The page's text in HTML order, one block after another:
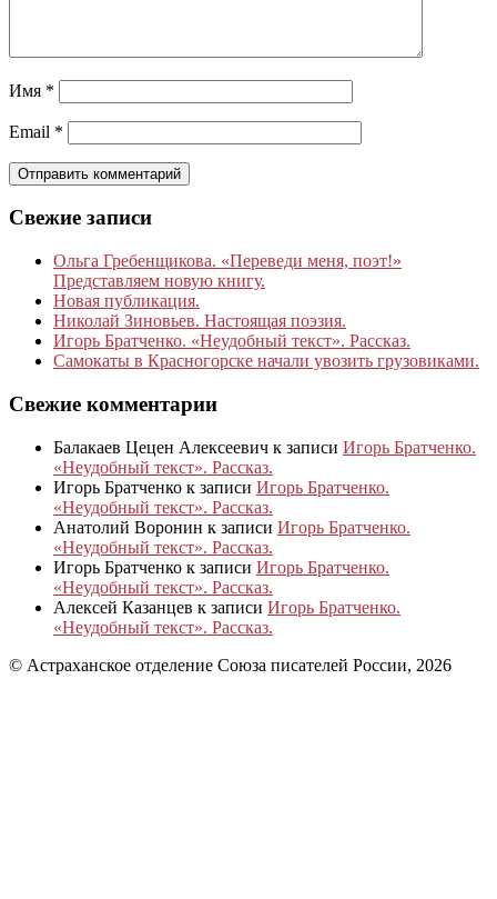
Имя *
Email *
Свежие записи
Ольга Гребенщикова. «Переведи меня, поэт!»
Представляем новую книгу.
Новая публикация.
Николай Зиновьев. Настоящая поэзия.
Игорь Братченко. «Неудобный текст». Рассказ.
Самокаты в Красногорске начали увозить грузовиками.
Свежие комментарии
Балакаев Цецен Алексеевич к записи Игорь Братченко.
«Неудобный текст». Рассказ.
Игорь Братченко к записи Игорь Братченко.
«Неудобный текст». Рассказ.
Анатолий Воронин к записи Игорь Братченко.
«Неудобный текст». Рассказ.
Игорь Братченко к записи Игорь Братченко.
«Неудобный текст». Рассказ.
Алексей Казанцев к записи Игорь Братченко.
«Неудобный текст». Рассказ.
© Астраханское отделение Союза писателей России, 2026